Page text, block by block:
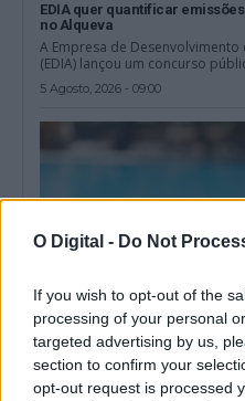
O Digital - Do Not
If you wish to opt-out of the
processing of your personal
targeted advertising by us,
section to confirm your
opt-out request is processed
EDIA quer quantificar
no Alqueva
A Empresa de
(EDIA) lançou um concurso
5 Agosto, 2026 - 09:00